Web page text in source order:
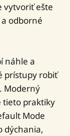
vytvoriť ešte
odborné
náhle a
prístupy robiť
Moderný
tieto praktiky
Mode
dýchania,